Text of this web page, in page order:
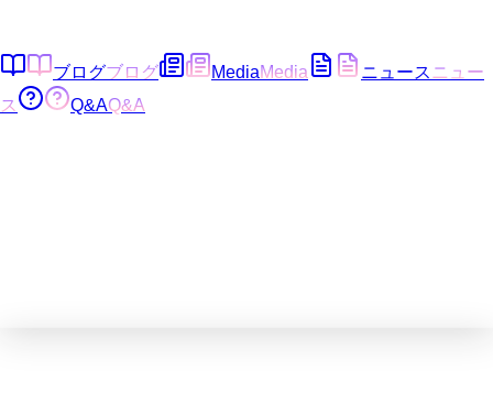
ブログブログ MediaMedia ニュース ニュー
ス
Q&AQ&A